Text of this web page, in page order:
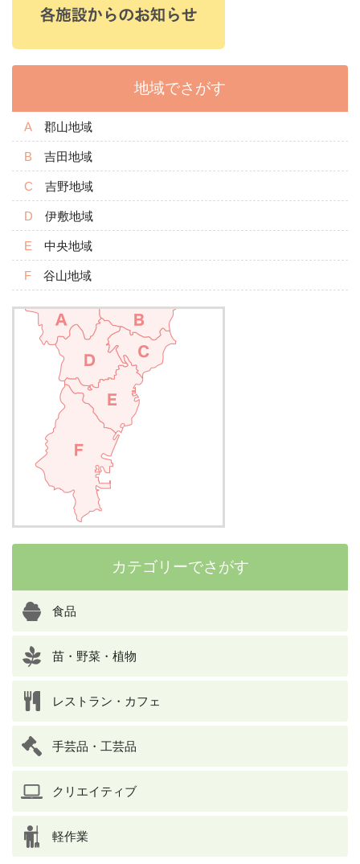
地域でさがす
郡山地域
吉田地域
吉野地域
伊敷地域
中央地域
谷山地域
カテゴリーでさがす
食品
苗・野菜・植物
レストラン・カフェ
手芸品・工芸品
クリエイティブ
軽作業